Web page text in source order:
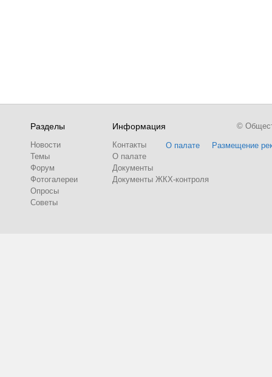
Разделы
Новости
Темы
Форум
Фотогалереи
Опросы
Советы
Информация
Контакты
О палате
Документы
Документы ЖКХ-контроля
О палате Размещение
©